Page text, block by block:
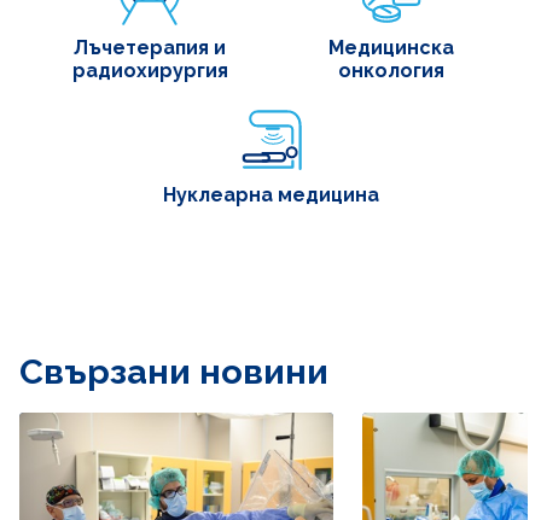
Лъчетерапия и
радиохирургия
Медицинска
онкология
Нуклеарна медицина
Свързани новини